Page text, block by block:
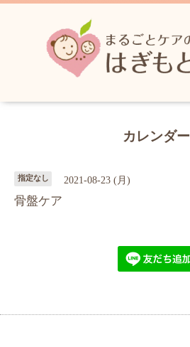
カレンダー
指定なし 2021-08-23 (月)
骨盤ケア